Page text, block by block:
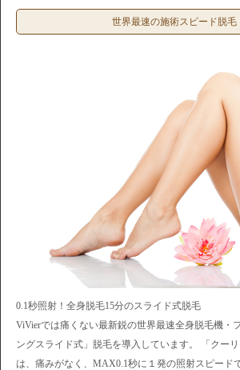
世界最速の施術スピード脱毛
0.1秒照射！全身脱毛15分のスライド式脱毛
ViVierでは痛くない最新鋭の世界最速全身脱毛機・
ングスライド式」脱毛を導入しています。 「クー
は、痛みがなく、MAX0.1秒に１発の照射スピード